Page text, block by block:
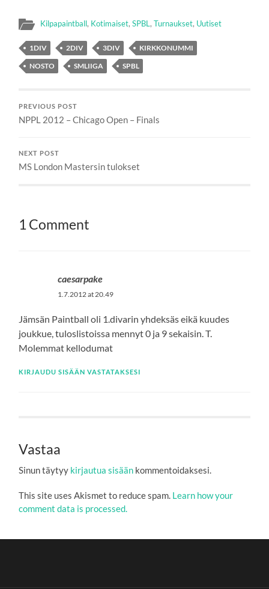
Kilpapaintball, Kotimaiset,SPBL,Turnaukset, Uutiset
1DIV 2DIV 3DIV
KIRKKONUMMI
NOSTO
SMLIIGA SPBL
PREVIOUS POST
NPPL 2012 – Chicago Open – Finals
NEXT POST
MS London Mastersin tulokset
1 Comment
caesarpake
1.7.2012 at 20.49
Jämsän Paintball oli 1.divarin yhdeksäs eikä kuudes
joukkue, tuloslistoissa mennyt 0 ja 9 sekaisin. T.
Molemmat kellodumat
KIRJAUDU SISÄÄN VASTATAKSESI
Vastaa
Sinun täytyy kirjautua sisään kommentoidaksesi.
This site uses Akismet to reduce spam. Learn how your
comment data is processed.